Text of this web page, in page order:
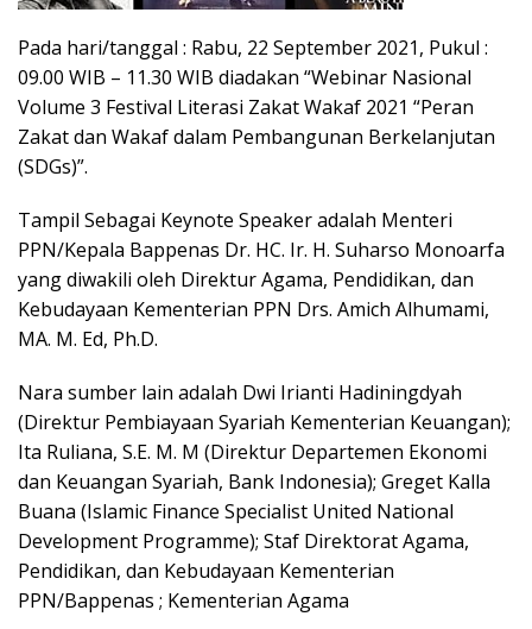
Pada hari/tanggal : Rabu, 22 September 2021, Pukul :
09.00 WIB – 11.30 WIB diadakan “Webinar Nasional
Volume 3 Festival Literasi Zakat Wakaf 2021 “Peran
Zakat dan Wakaf dalam Pembangunan Berkelanjutan
(SDGs)”.
Tampil Sebagai Keynote Speaker adalah Menteri
PPN/Kepala Bappenas Dr. HC. Ir. H. Suharso Monoarfa
yang diwakili oleh Direktur Agama, Pendidikan, dan
Kebudayaan Kementerian PPN Drs. Amich Alhumami,
MA. M. Ed, Ph.D.
Nara sumber lain adalah Dwi Irianti Hadiningdyah
(Direktur Pembiayaan Syariah Kementerian Keuangan);
Ita Ruliana, S.E. M. M (Direktur Departemen Ekonomi
dan Keuangan Syariah, Bank Indonesia); Greget Kalla
Buana (Islamic Finance Specialist United National
Development Programme); Staf Direktorat Agama,
Pendidikan, dan Kebudayaan Kementerian
PPN/Bappenas ; Kementerian Agama